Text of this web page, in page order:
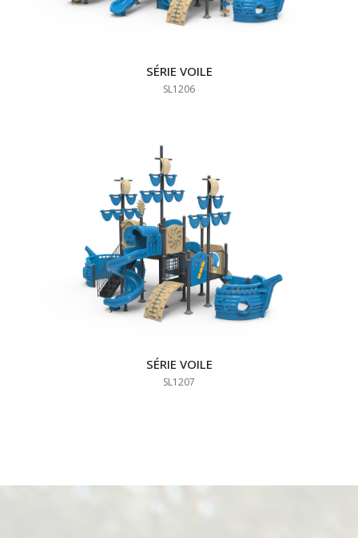
SÉRIE VOILE
SL1206
SÉRIE VOILE
SL1207